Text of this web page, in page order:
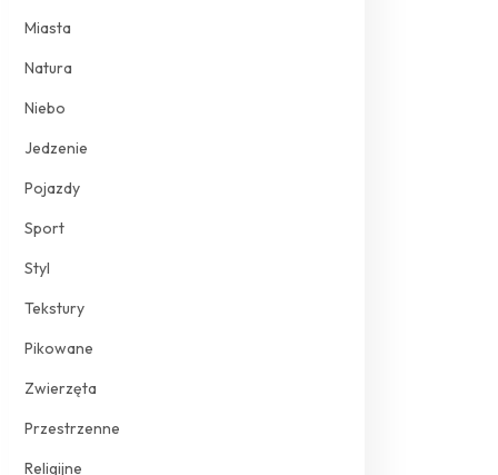
Miasta
Natura
Niebo
Jedzenie
Pojazdy
Sport
Styl
Tekstury
Pikowane
Zwierzęta
Przestrzenne
Religijne